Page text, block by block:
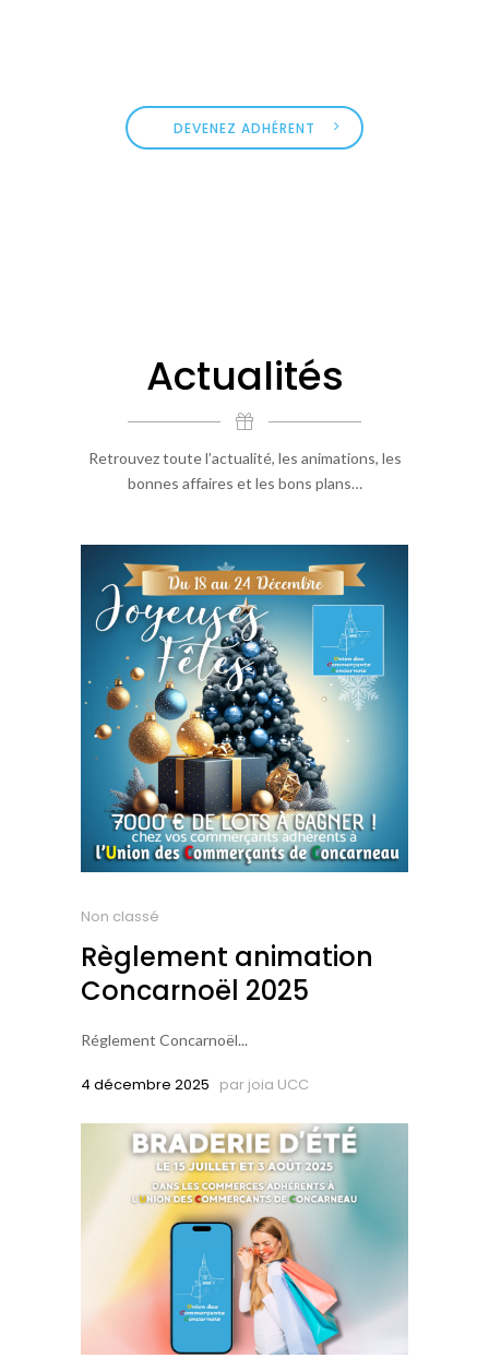
DEVENEZ ADHÉRENT
Actualités
Retrouvez toute l’actualité, les animations, les
bonnes affaires et les bons plans…
Non classé
Règlement animation
Concarnoël 2025
Réglement Concarnoël...
4 décembre 2025 par joia UCC